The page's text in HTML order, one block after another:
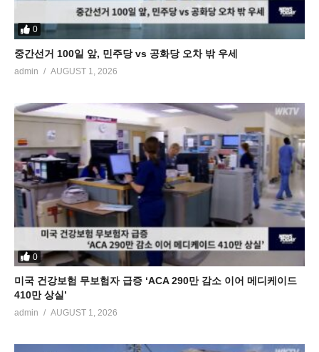
0
중간선거 100일 앞, 민주당 vs 공화당 오차 밖 우세
admin AUGUST 1, 2026
0
미국 건강보험 무보험자 급증 ‘ACA 290만 감소 이어 메디케이드
410만 상실’
admin AUGUST 1, 2026